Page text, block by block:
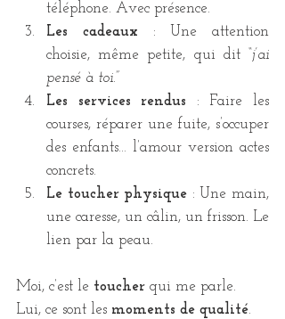
téléphone. Avec présence.
Les cadeaux : Une attention
choisie, même petite, qui dit “j’ai
pensé à toi.”
Les services rendus : Faire les
courses, réparer une fuite, s’occuper
des enfants… l’amour version actes
concrets.
Le toucher physique : Une main,
une caresse, un câlin, un frisson. Le
lien par la peau.
Moi, c’est le toucher qui me parle.
Lui, ce sont les moments de qualité.